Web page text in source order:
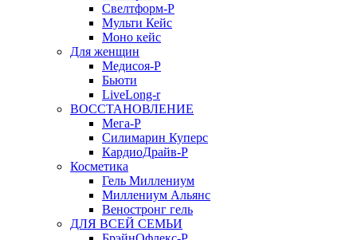
Свелтформ-Р
Мульти Кейс
Моно кейс
Для женщин
Медисоя-Р
Бьюти
LiveLong-r
ВОССТАНОВЛЕНИЕ
Мега-Р
Силимарин Куперс
КардиоДрайв-Р
Косметика
Гель Миллениум
Миллениум Альянс
Веностронг гель
ДЛЯ ВСЕЙ СЕМЬИ